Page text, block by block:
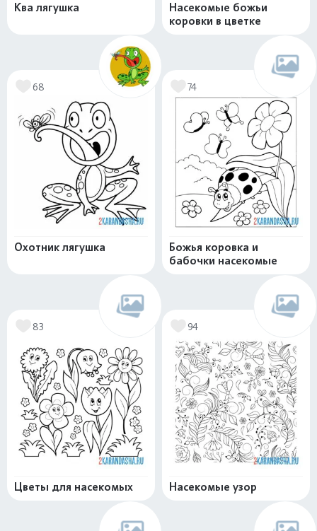
Ква лягушка
Насекомые божьи
коровки в цветке
68
Охотник лягушка
74
Божья коровка и
бабочки насекомые
83
Цветы для насекомых
94
Насекомые узор